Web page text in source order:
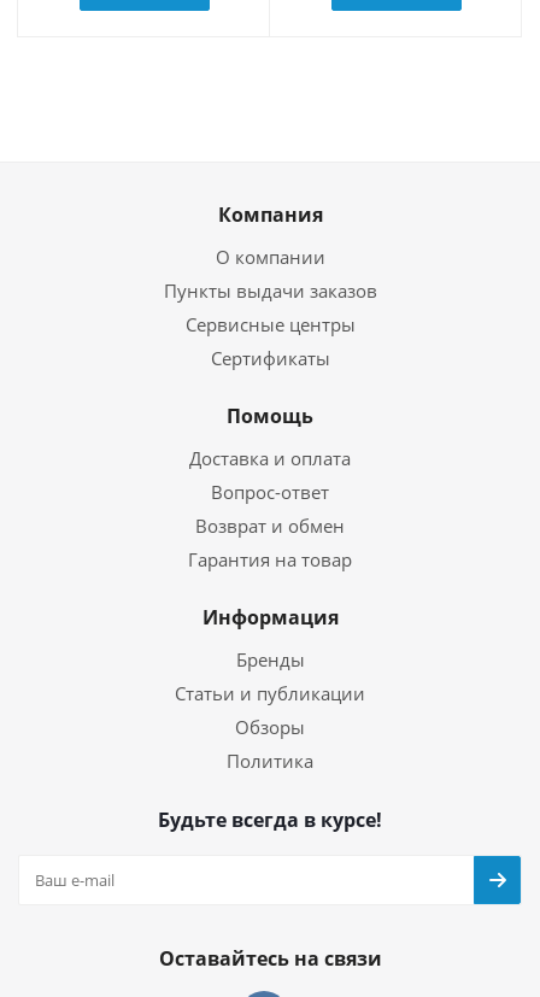
Компания
О компании
Пункты выдачи заказов
Сервисные центры
Сертификаты
Помощь
Доставка и оплата
Вопрос-ответ
Возврат и обмен
Гарантия на товар
Информация
Бренды
Статьи и публикации
Обзоры
Политика
Будьте всегда в курсе!
Оставайтесь на связи